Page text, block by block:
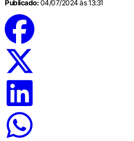
Publicado: 04/07/2024 às 13:31